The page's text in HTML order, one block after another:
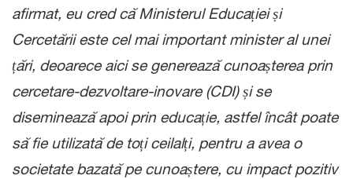
afirmat, eu cred că Ministerul Educației și
Cercetării este cel mai important minister al unei
țări, deoarece aici se generează cunoașterea prin
cercetare-dezvoltare-inovare (CDI) și se
diseminează apoi prin educație, astfel încât poate
să fie utilizată de toți ceilalți, pentru a avea o
societate bazată pe cunoaștere, cu impact pozitiv